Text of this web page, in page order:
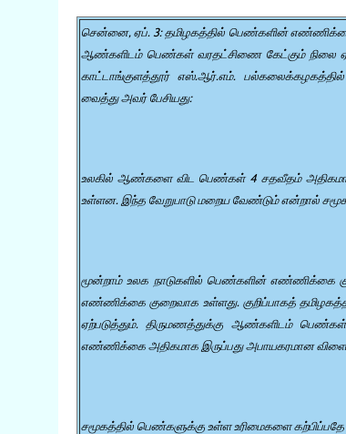
சென்னை, ஏப். 3: தமிழகத்தில் பெண்களின் எண்ணிக்கை
ஆண்களிடம் பெண்கள் வரதட்சிணை கேட்கும் நிலை
காட்டாங்குளத்தூர் எஸ்.ஆர்.எம். பல்கலைக்கழகத்தில்
வைத்து அவர் பேசியது:
உலகில் ஆண்களை விட பெண்கள் 4 சதவீதம் அதிகமாக
உள்ளன. இந்த வேறுபாடு மறைய வேண்டும் என்றால்
மூன்றாம் உலக நாடுகளில் பெண்களின் எண்ணிக்கை
எண்ணிக்கை குறைவாக உள்ளது. குறிப்பாகத்
ஏற்படுத்தும். திருமணத்துக்கு ஆண்களிடம்
எண்ணிக்கை அதிகமாக இருப்பது அபாயகரமான
சமூகத்தில் பெண்களுக்கு உள்ள உரிமைகளை